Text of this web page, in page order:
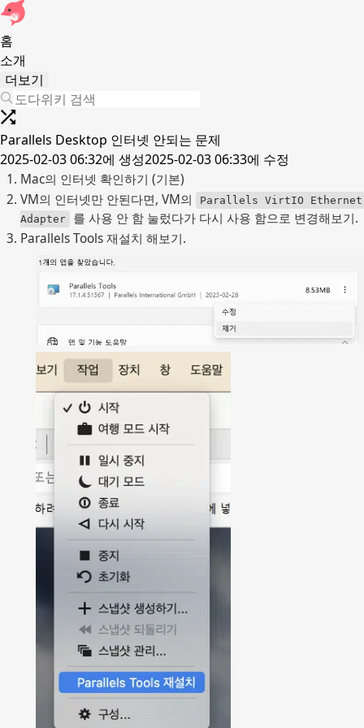
홈
소개
더보기
Parallels Desktop 인터넷 안되는 문제
2025-02-03 06:32에 생성2025-02-03 06:33에 수정
Mac의 인터넷 확인하기 (기본)
VM의 인터넷만 안된다면, VM의
Parallels VirtIO Ethernet
Adapter
를 사용 안 함 눌렀다가 다시 사용 함으로 변경해보기.
Parallels Tools 재설치 해보기.